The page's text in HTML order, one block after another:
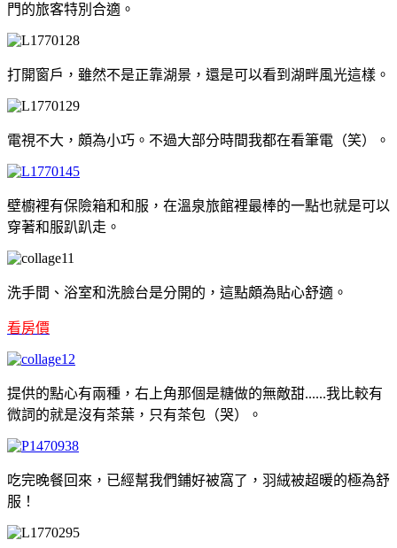
門的旅客特別合適。
打開窗戶，雖然不是正靠湖景，還是可以看到湖畔風光這樣。
電視不大，頗為小巧。不過大部分時間我都在看筆電（笑）。
壁櫥裡有保險箱和和服，在溫泉旅館裡最棒的一點也就是可以
穿著和服趴趴走。
洗手間、浴室和洗臉台是分開的，這點頗為貼心舒適。
看房價
提供的點心有兩種，右上角那個是糖做的無敵甜......我比較有
微詞的就是沒有茶葉，只有茶包（哭）。
吃完晚餐回來，已經幫我們鋪好被窩了，羽絨被超暖的極為舒
服！